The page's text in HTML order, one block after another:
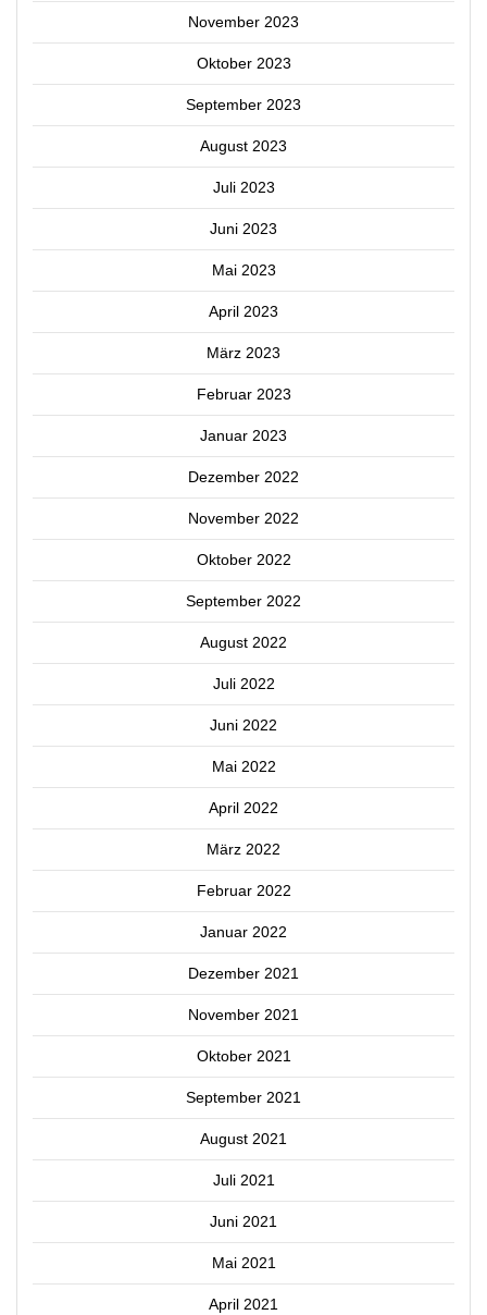
November 2023
Oktober 2023
September 2023
August 2023
Juli 2023
Juni 2023
Mai 2023
April 2023
März 2023
Februar 2023
Januar 2023
Dezember 2022
November 2022
Oktober 2022
September 2022
August 2022
Juli 2022
Juni 2022
Mai 2022
April 2022
März 2022
Februar 2022
Januar 2022
Dezember 2021
November 2021
Oktober 2021
September 2021
August 2021
Juli 2021
Juni 2021
Mai 2021
April 2021